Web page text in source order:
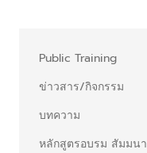
Public Training
ข่าวสาร/กิจกรรม
บทความ
หลักสูตรอบรม สัมมนา